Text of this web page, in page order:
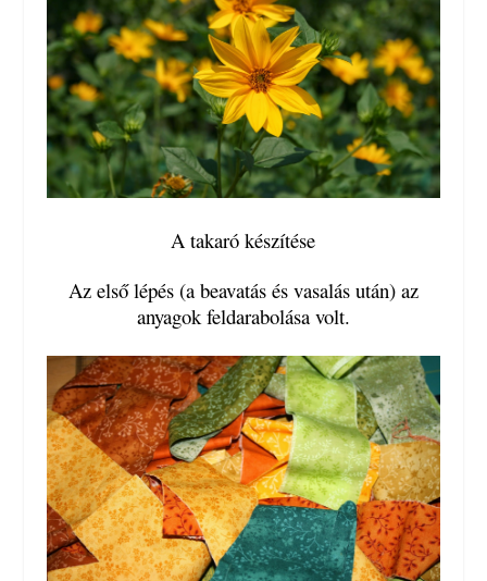
A takaró készítése
Az első lépés (a beavatás és vasalás után) az
anyagok feldarabolása volt.